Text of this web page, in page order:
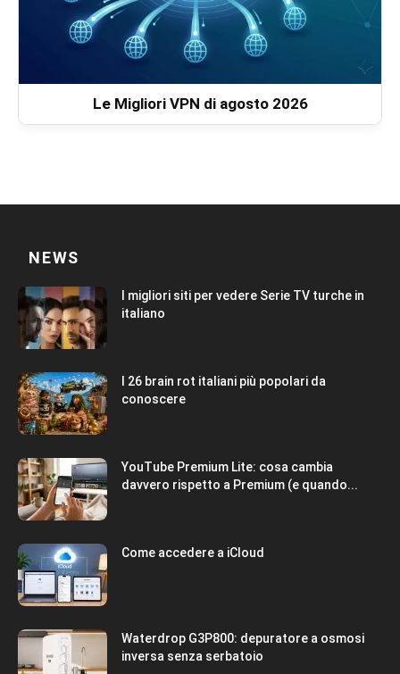
Le Migliori VPN di agosto 2026
NEWS
I migliori siti per vedere Serie TV turche in
italiano
I 26 brain rot italiani più popolari da
conoscere
YouTube Premium Lite: cosa cambia
davvero rispetto a Premium (e quando...
Come accedere a iCloud
Waterdrop G3P800: depuratore a osmosi
inversa senza serbatoio